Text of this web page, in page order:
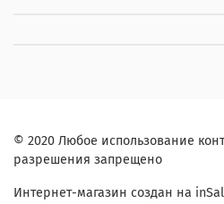
© 2020 Любое использование
разрешения запрещено
Интернет-магазин создан на